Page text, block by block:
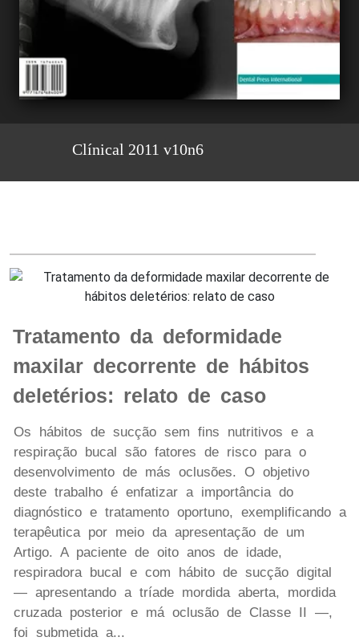
Clínical 2011 v10n6
Tratamento da deformidade
maxilar decorrente de hábitos
deletérios: relato de caso
Os hábitos de sucção sem fins nutritivos e a
respiração bucal são fatores de risco para o
desenvolvimento de más oclusões. O objetivo
deste trabalho é enfatizar a importância do
diagnóstico e tratamento oportuno, exemplificando a
terapêutica por meio da apresentação de um
Artigo. A paciente de oito anos de idade,
respiradora bucal e com hábito de sucção digital
— apresentando a tríade mordida aberta, mordida
cruzada posterior e má oclusão de Classe II —,
foi submetida a...